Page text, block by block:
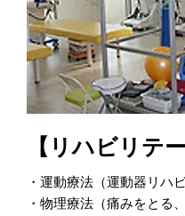
【リハビリテ
・運動療法（運動器リハ
・物理療法（痛みをとる